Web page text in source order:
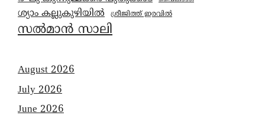
ശ്യാം കല്ലുകുഴിയിൽ ശ്രീജിത്ത് ഇരവിൽ
സൽമാൻ സാലി
August 2026
July 2026
June 2026